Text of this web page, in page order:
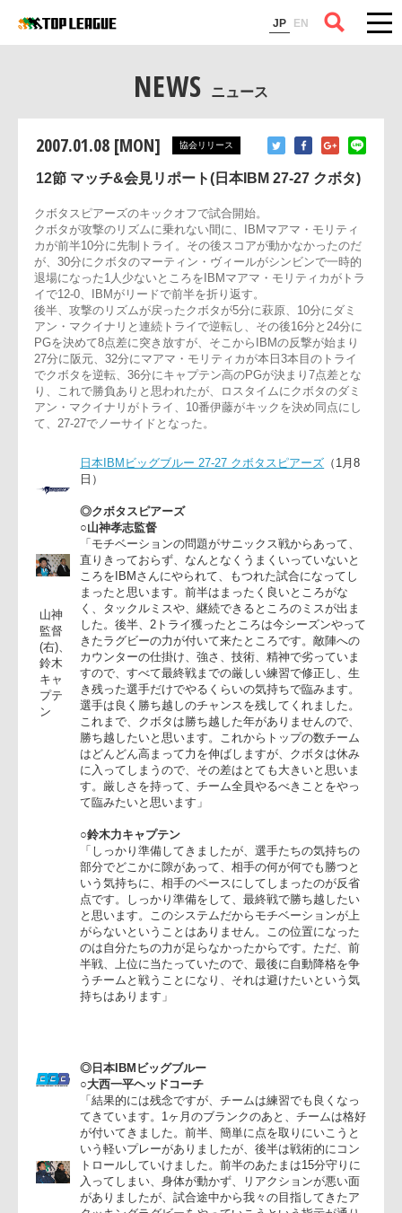
JP EN
コラム
NEWS ニュース
2007.01.08 [MON] 協会リリース
12節 マッチ&会見リポート(日本IBM 27-27 クボタ)
クボタスピアーズのキックオフで試合開始。
クボタが攻撃のリズムに乗れない間に、IBMマアマ・モリティ
カが前半10分に先制トライ。その後スコアが動かなかったのだ
が、30分にクボタのマーティン・ヴィールがシンビンで一時的
退場になった1人少ないところをIBMマアマ・モリティカがト
イで12-0、IBMがリードで前半を折り返す。
後半、攻撃のリズムが戻ったクボタが5分に萩原、10分にダミ
アン・マクイナリと連続トライで逆転し、その後16分と24分
PGを決めて8点差に突き放すが、そこからIBMの反撃が始まり
27分に阪元、32分にマアマ・モリティカが本日3本目のトライ
でクボタを逆転、36分にキャプテン高のPGが決まり7点差とな
り、これで勝負ありと思われたが、ロスタイムにクボタのダミ
て、27-27でノーサイドとなった。
山神
監督
(右)、
日本IBMビッグブルー 27-27 クボタスピアーズ
日）
◎クボタスピアーズ
○山神孝志監督
「モチベーションの問題がサニックス戦からあって、
直りきっておらず、なんとなくうまくいっていないと
ころをIBMさんにやられて、もつれた試合になってし
まったと思います。前半はまったく良いところがな
く、タックルミスや、継続できるところのミスが出ま
した。後半、2トライ獲ったところは今シーズンやっ
きたラグビーの力が付いて来たところです。敵陣への
カウンターの仕掛け、強さ、技術、精神で劣っていま
すので、すべて最終戦までの厳しい練習で修正し、生
き残った選手だけでやるくらいの気持ちで臨みます。
選手は良く勝ち越しのチャンスを残してくれました。
これまで、クボタは勝ち越した年がありませんので、
はどんどん高まって力を伸ばしますが、クボタは休み
に入ってしまうので、その差はとても大きいと思いま
す。厳しさを持って、チーム全員やるべきことをやっ
て臨みたいと思います」
○鈴木力キャプテン
「しっかり準備してきましたが、選手たちの気持ちの
部分でどこかに隙があって、相手の何が何でも勝つと
いう気持ちに、相手のペースにしてしまったのが反省
点です。しっかり準備をして、最終戦で勝ち越したい
半戦、上位に当たっていたので、最後に自動降格を争
うチームと戦うことになり、それは避けたいという気
持ちはあります」
◎日本IBMビッグブルー
○大西一平ヘッドコーチ